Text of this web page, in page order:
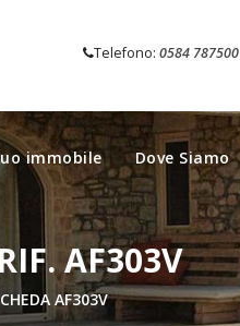
Telefono: 0584 787500
immobile Dove Siamo
AF303V
AF303V